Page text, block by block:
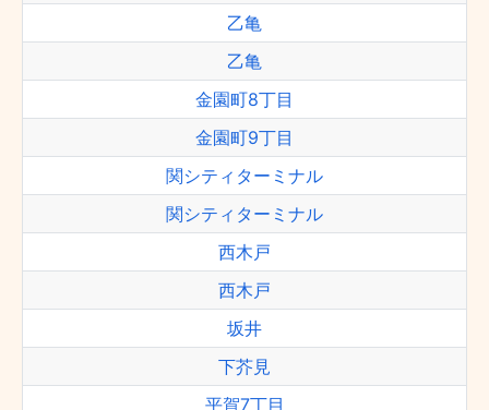
乙亀
乙亀
金園町8丁目
金園町9丁目
関シティターミナル
関シティターミナル
西木戸
西木戸
坂井
下芥見
平賀7丁目